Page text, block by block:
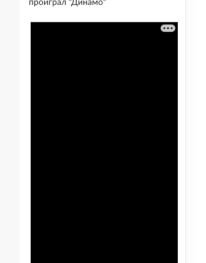
проиграл "Динамо"